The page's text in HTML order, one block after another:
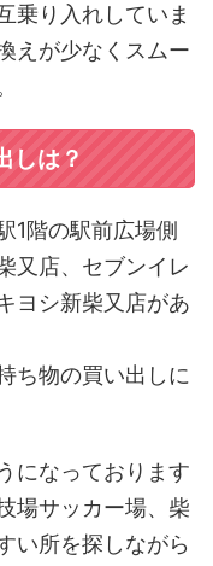
乗り入れしていま
えが少なくスムー
しは？
1階の駅前広場側
又店、セブンイレ
ヨシ新柴又店があ
ち物の買い出しに
になっております
場サッカー場、柴
い所を探しながら